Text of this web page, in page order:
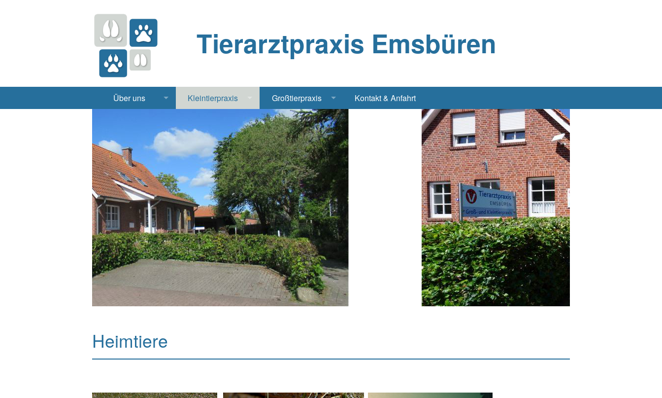
Tierarztpraxis Emsbüren
Über uns
Apotheke
Labor
Notdienst
Jobs & Praktikum
Kleintierpraxis
Heimtiere
Röntgen Ultraschall Elektrochirurgie Narkose
Großtierpraxis
Bestandsbetreuung Schwein
Bestandsbetreuung Rind
Pferde
Geflügel, Tauben, Hühner
Kontakt & Anfahrt
Heimtiere